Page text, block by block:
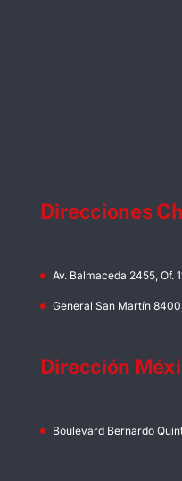
Direcciones
Av. Balmaceda 2455, Of.
General San Martín
Dirección
Boulevard Bernardo